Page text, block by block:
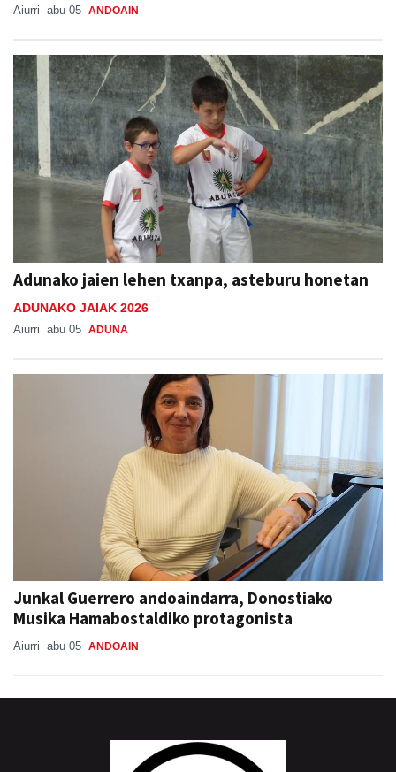
Aiurri abu 05 ANDOAIN
Adunako jaien lehen txanpa, asteburu honetan
ADUNAKO JAIAK 2026
Aiurri abu 05 ADUNA
Junkal Guerrero andoaindarra, Donostiako
Musika Hamabostaldiko protagonista
Aiurri abu 05 ANDOAIN